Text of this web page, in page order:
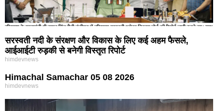
सरस्वती नदी के संरक्षण और विकास के लिए कई अहम फैसले,
आईआईटी रुड़की से बनेगी विस्तृत रिपोर्ट
himdevnews
Himachal Samachar 05 08 2026
himdevnews